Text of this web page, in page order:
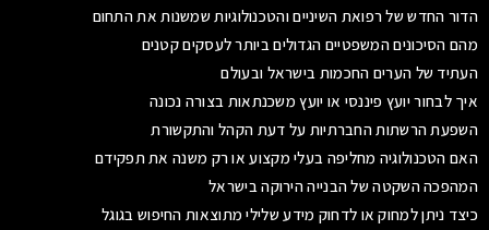
הדור החדש של רפואת השיניים והטכנולוגיות שמשנות את התחום
מהם הסיכונים המשפטיים הגדולים ביותר לעסקים קטנים
העתיד של הערים החכמות בישראל ובעולם
איך לבחור יועץ פיננסי או יועץ משכנתאות בצורה נכונה
השפעת הרשתות החברתיות על דעת הקהל והתקשורת
האם הטכנולוגיה מחליפה בעלי מקצוע או רק משנה את תפקידם
המהפכה השקטה של הבנייה הירוקה בישראל
כיצד ניתן למחוק או לדחוק מידע שלילי מתוצאות החיפוש בגוגל